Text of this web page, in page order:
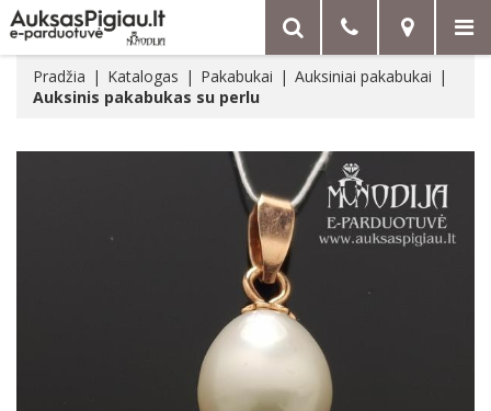
Pradžia Katalogas Pakabukai
Auksiniai pakabukai
Auksinis pakabukas su perlu